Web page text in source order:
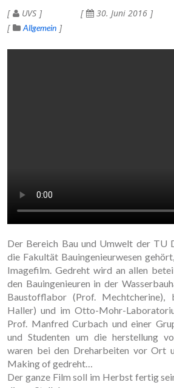
UVS 30. Juni 2016
Allgemein
Der Bereich Bau und Umwelt der TU
die Fakultät Bauingenieurwesen
Imagefilm. Gedreht wird an allen
den Bauingenieuren in der
Baustofflabor (Prof. Mechtcherine),
Haller) und im Otto-Mohr-
Prof. Manfred Curbach und einer
und Studenten um die herstellung
waren bei den Dreharbeiten vor Ort
Making of gedreht…
Der ganze Film soll im Herbst fertig